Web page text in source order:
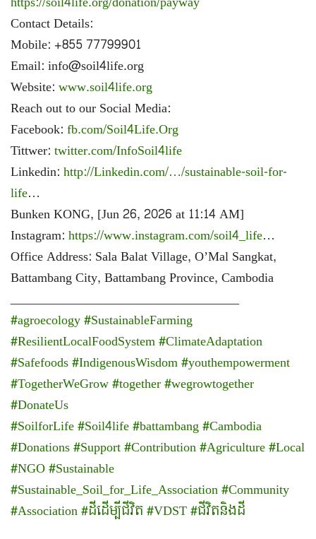
Contact Details:
Mobile: +855 77799901
Email: info@soil4life.org
Website:www.soil4life.org
Reach out to our Social Media:
Facebook:fb.com/Soil4Life.Org
Tittwer:twitter.com/InfoSoil4life
Linkedin:http://Linkedin.com/…/sustainable-soil-for-
life…
Bunken KONG, [Jun 26, 2026 at 11:14 AM]
Instagram:https://www.instagram.com/soil4_life…
Office Address: Sala Balat Village, O’Mal Sangkat,
Battambang City, Battambang Province, Cambodia
____________________________________
#agroecology#SustainableFarming
#ResilientLocalFoodSystem#ClimateAdaptation
#Safefoods#IndigenousWisdom#youthempowerment
#TogetherWeGrow#together#wegrowtogether
#DonateUs
#SoilforLife#Soil4life#battambang#Cambodia
#Donations#Support#Contribution#Agriculture#Local
#NGO#Sustainable
#Sustainable_Soil_for_Life_Association#Community
#Association#ដីដើម្បីជីវិត#VDST#ជីវិតនិងដី